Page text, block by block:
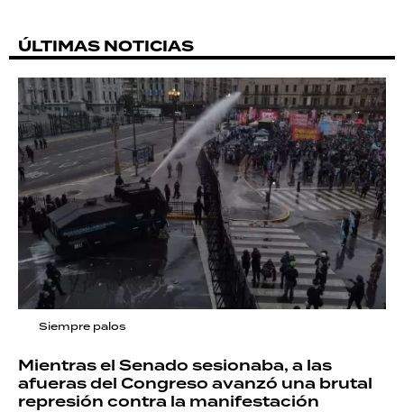
ÚLTIMAS NOTICIAS
Siempre palos
Mientras el Senado sesionaba, a las
afueras del Congreso avanzó una brutal
represión contra la manifestación